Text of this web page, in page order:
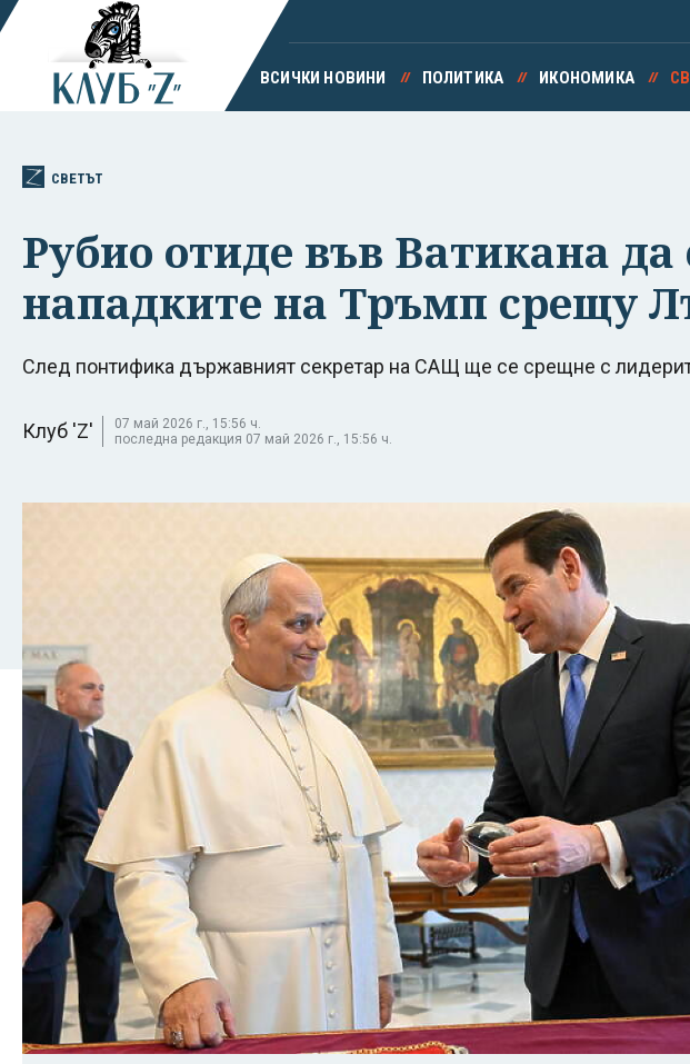
ВСИЧКИ НОВИНИ ПОЛИТИКА ИКОНОМИКА
СВЕТЪТ
Рубио отиде във Ватикана
нападките на Тръмп срещу
След понтифика държавният секретар на САЩ ще се срещне с
Клуб 'Z'
07 май 2026 г., 15:56 ч.
последна редакция 07 май 2026 г., 15:56 ч.